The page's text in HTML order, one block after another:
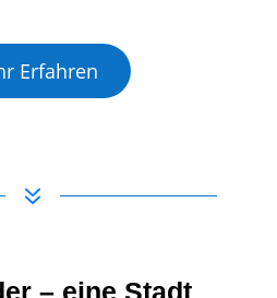
Erfahren
7
– eine Stadt